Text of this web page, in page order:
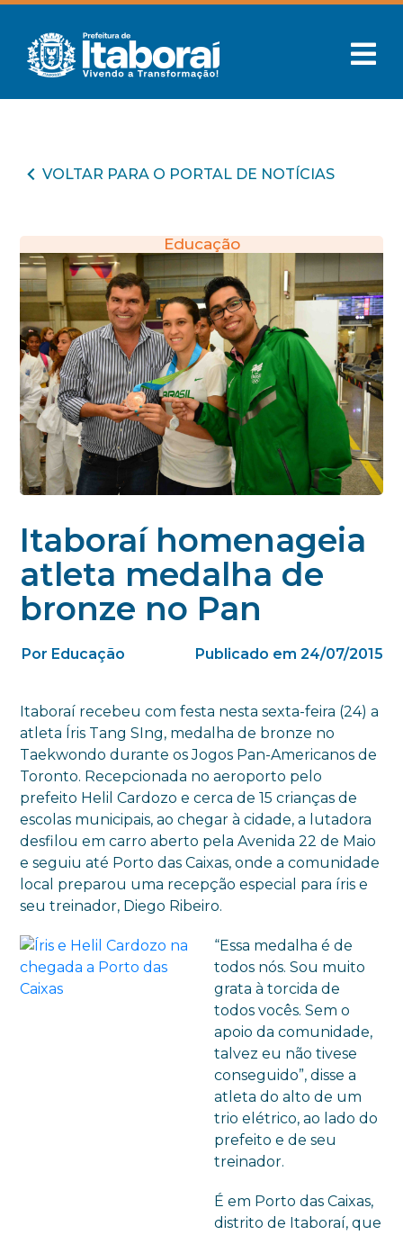
VOLTAR PARA O PORTAL DE NOTÍCIAS
Educação
Itaboraí homenageia
atleta medalha de
bronze no Pan
Por Educação Publicado em 24/07/2015
Itaboraí recebeu com festa nesta sexta-feira (24) a
atleta Íris Tang SIng, medalha de bronze no
Taekwondo durante os Jogos Pan-Americanos de
Toronto. Recepcionada no aeroporto pelo
prefeito Helil Cardozo e cerca de 15 crianças de
escolas municipais, ao chegar à cidade, a lutadora
desfilou em carro aberto pela Avenida 22 de Maio
e seguiu até Porto das Caixas, onde a comunidade
local preparou uma recepção especial para íris e
seu treinador, Diego Ribeiro.
“Essa medalha é de
todos nós. Sou muito
grata à torcida de
todos vocês. Sem o
apoio da comunidade,
talvez eu não tivese
conseguido”, disse a
atleta do alto de um
trio elétrico, ao lado do
prefeito e de seu
treinador.
É em Porto das Caixas,
distrito de Itaboraí, que